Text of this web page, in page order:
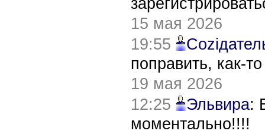
15 мая 2026
19:55
поправить, как-
19 мая 2026
12:25
Эльвира:
моментально!!!!